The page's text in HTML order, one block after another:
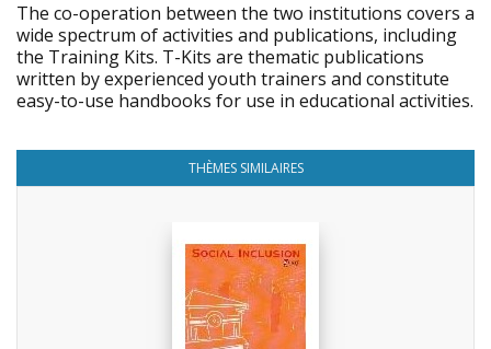
The co-operation between the two institutions covers a
wide spectrum of activities and publications, including
the Training Kits. T-Kits are thematic publications
written by experienced youth trainers and constitute
easy-to-use handbooks for use in educational activities.
THÈMES SIMILAIRES